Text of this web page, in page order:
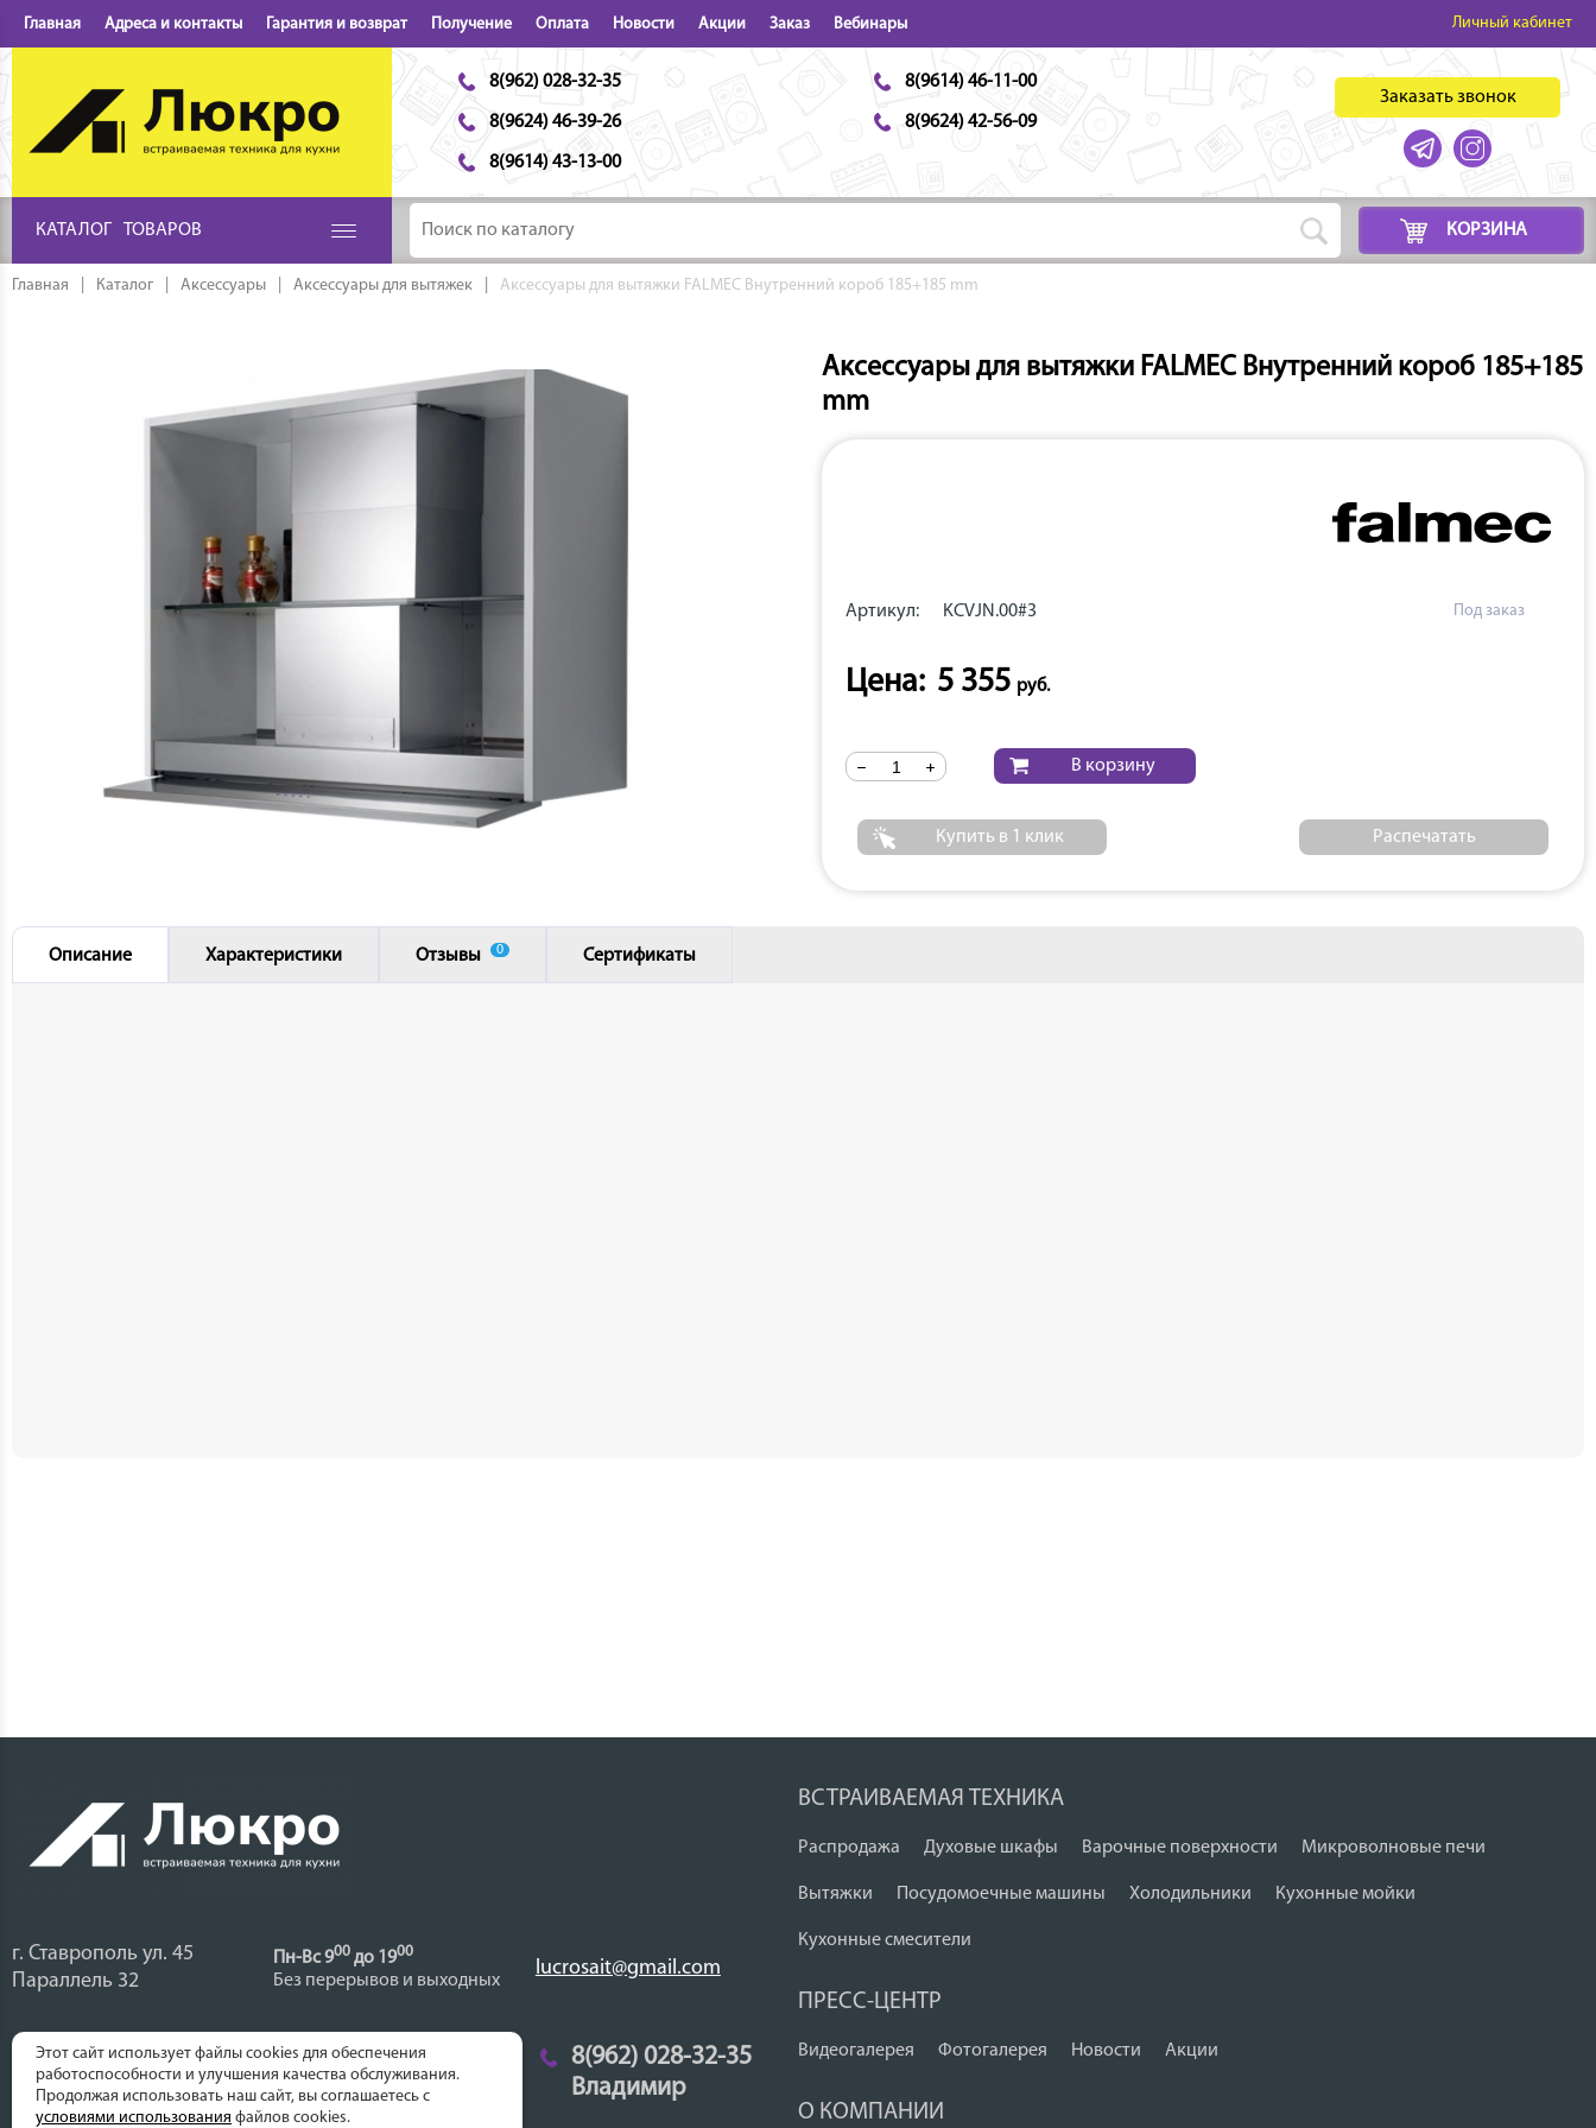
Главная Адреса и контакты Гарантия и возврат Получение Оплата Новости Акции Заказ Вебинары Личный кабинет
8(962) 028-32-35 8(9614) 46-11-00
8(9624) 46-39-26 8(9624) 42-56-09
8(9614) 43-13-00
Заказать звонок
КАТАЛОГ ТОВАРОВ КОРЗИНА
Главная Каталог Аксессуары Аксессуары для вытяжек Аксессуары для вытяжки FALMEC Внутренний короб 185+185 mm
Аксессуары для вытяжки FALMEC Внутренний короб 185+185
mm
Артикул: KCVJN.00#3
Цена: 5 355
В корзину
Купить в 1 клик Распечатать
Описание Характеристики Отзывы 0 Сертификаты
г. Ставрополь ул. 45
Параллель 32
Пн-Вс 900 до 1900
Без перерывов и выходных
lucrosait@gmail.com
8(9614) 46-11-00
Сергей
8(9624) 46-39-26
Михаил
8(962) 028-32-35
Владимир
8(9624) 42-56-09
8(9614) 43-13-00
ВСТРАИВАЕМАЯ ТЕХНИКА
Распродажа Духовые шкафы Варочные поверхности Микроволновые печи
Вытяжки Посудомоечные машины Холодильники Кухонные мойки
Кухонные смесители
ПРЕСС-ЦЕНТР
Видеогалерея Фотогалерея Новости Акции
О КОМПАНИИ
Этот сайт использует файлы cookies для обеспечения
работоспособности и улучшения качества обслуживания.
Продолжая использовать наш сайт, вы соглашаетесь с
условиями использования файлов cookies.